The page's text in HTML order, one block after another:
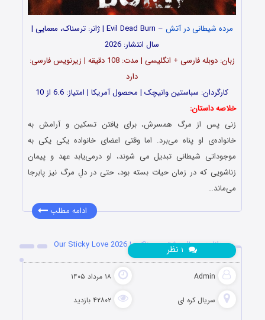
مرده شیطانی در آتش
– Evil Dead Burn | ژانر: ترسناک، معمایی |
سال انتشار: 2026
زبان: دوبله فارسی + انگلیسی | مدت: 108 دقیقه | زیرنویس فارسی:
دارد
کارگردان: سباستین وانیچک | محصول آمریکا | امتیاز: 6.6 از 10
خلاصه داستان:
زنی پس از مرگ همسرش، برای یافتن تسکین و آرامش به
خانواده‌ی او پناه می‌برد. اما وقتی اعضای خانواده یکی یکی به
موجوداتی شیطانی تبدیل می شوند، او درمی‌یابد عهد و پیمان
زناشویی که در زمان حیات بسته بود، حتی در دلِ مرگ نیز پابرجا
می‌ماند…
ادامه مطلب
دانلود سریال عشق چسبناک ما Our Sticky Love 2026
Admin ۱۸ مرداد ۱۴۰۵
سریال کره ای ۴۲۸۰۲ بازدید
نظر